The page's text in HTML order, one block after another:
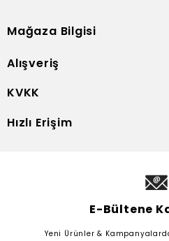
Mağaza Bilgisi
Alışveriş
KVKK
Hızlı Erişim
E-Bültene
Yeni Ürünler &